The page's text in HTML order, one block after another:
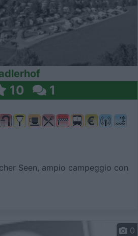
10 1
Seen, ampio campeggio con
0